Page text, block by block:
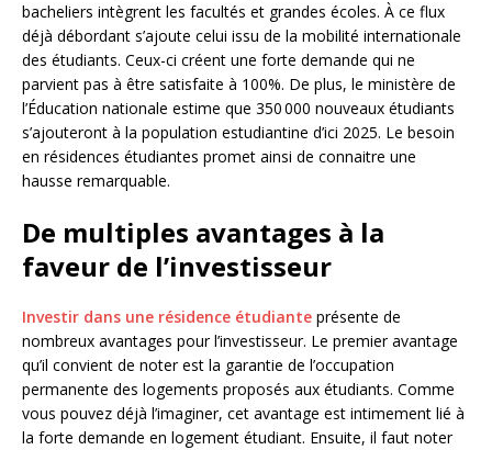
bacheliers intègrent les facultés et grandes écoles. À ce flux
déjà débordant s’ajoute celui issu de la mobilité internationale
des étudiants. Ceux-ci créent une forte demande qui ne
parvient pas à être satisfaite à 100%. De plus, le ministère de
l’Éducation nationale estime que 350 000 nouveaux étudiants
s’ajouteront à la population estudiantine d’ici 2025. Le besoin
en résidences étudiantes promet ainsi de connaitre une
hausse remarquable.
De multiples avantages à la
faveur de l’investisseur
Investir dans une résidence étudiante présente de
nombreux avantages pour l’investisseur. Le premier avantage
qu’il convient de noter est la garantie de l’occupation
permanente des logements proposés aux étudiants. Comme
vous pouvez déjà l’imaginer, cet avantage est intimement lié à
la forte demande en logement étudiant. Ensuite, il faut noter